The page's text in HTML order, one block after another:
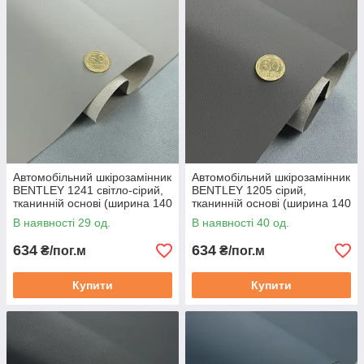
вартість при збереженні вигляду та властивостей.
Технічні особливості та характеристики
Матеріал виготовлений із сучасних полімерних
компонентів (PU або PVC);
Може мати різні фактури — від гладкої до тиснення
під натуральну шкіру;
Стійкий до температурних змін та ультрафіолету;
Не підтримує горіння (вогнестійкий);
Антибактеріальний ефект — безпечний у побуті та
професійному використанні.
Порівняння: шкірозамінник і натуральна
шкіра
Шкірозамінник— це штучний матеріал, який візуально та
або інтенсивного використання. Натомість
Автомобільний шкірозамінник
BENTLEY 1241 світло-сірий,
тканинній основі (ширина 140
см) Туреччина
В наявності 29 од.
634 ₴/пог.м
Купити
Автомобільний шкірозамінник
BENTLEY 1205 сірий,
тканинній основі (ширина 140
см) Туреччина
В наявності 40 од.
634 ₴/пог.м
Купити